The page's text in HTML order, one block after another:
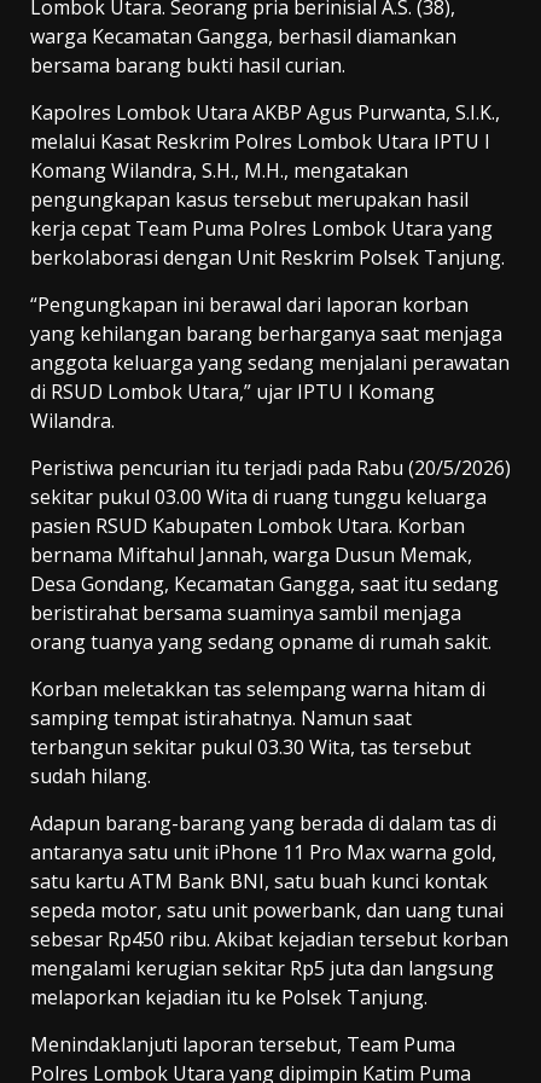
Lombok Utara. Seorang pria berinisial A.S. (38),
warga Kecamatan Gangga, berhasil diamankan
bersama barang bukti hasil curian.
Kapolres Lombok Utara AKBP Agus Purwanta, S.I.K.,
melalui Kasat Reskrim Polres Lombok Utara IPTU I
Komang Wilandra, S.H., M.H., mengatakan
pengungkapan kasus tersebut merupakan hasil
kerja cepat Team Puma Polres Lombok Utara yang
berkolaborasi dengan Unit Reskrim Polsek Tanjung.
“Pengungkapan ini berawal dari laporan korban
yang kehilangan barang berharganya saat menjaga
anggota keluarga yang sedang menjalani perawatan
di RSUD Lombok Utara,” ujar IPTU I Komang
Wilandra.
Peristiwa pencurian itu terjadi pada Rabu (20/5/2026)
sekitar pukul 03.00 Wita di ruang tunggu keluarga
pasien RSUD Kabupaten Lombok Utara. Korban
bernama Miftahul Jannah, warga Dusun Memak,
Desa Gondang, Kecamatan Gangga, saat itu sedang
beristirahat bersama suaminya sambil menjaga
orang tuanya yang sedang opname di rumah sakit.
Korban meletakkan tas selempang warna hitam di
samping tempat istirahatnya. Namun saat
terbangun sekitar pukul 03.30 Wita, tas tersebut
sudah hilang.
Adapun barang-barang yang berada di dalam tas di
antaranya satu unit iPhone 11 Pro Max warna gold,
satu kartu ATM Bank BNI, satu buah kunci kontak
sepeda motor, satu unit powerbank, dan uang tunai
sebesar Rp450 ribu. Akibat kejadian tersebut korban
mengalami kerugian sekitar Rp5 juta dan langsung
melaporkan kejadian itu ke Polsek Tanjung.
Menindaklanjuti laporan tersebut, Team Puma
Polres Lombok Utara yang dipimpin Katim Puma